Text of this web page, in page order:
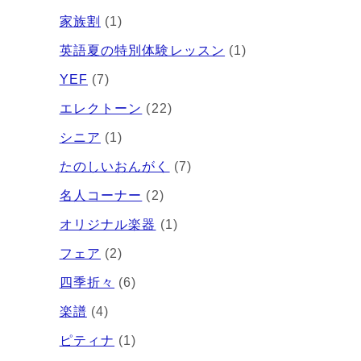
家族割 (1)
英語夏の特別体験レッスン (1)
YEF (7)
エレクトーン (22)
シニア (1)
たのしいおんがく (7)
名人コーナー (2)
オリジナル楽器 (1)
フェア (2)
四季折々 (6)
楽譜 (4)
ピティナ (1)